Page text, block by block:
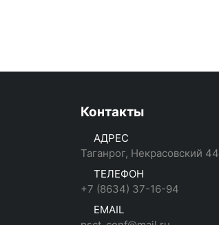
Контакты
АДРЕС
Таганрог, Некрасовский 44
ТЕЛЕФОН
+7 (8634) 37-16-94
EMAIL